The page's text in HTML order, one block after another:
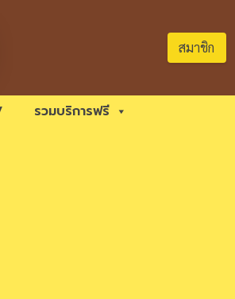
สมาชิก
รวมบริการฟรี